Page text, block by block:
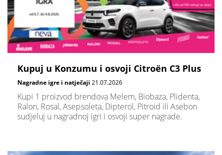
Kupuj u Konzumu i osvoji Citroën C3 Plus
Nagradne igre i natječaji 21.07.2026
Kupi 1 proizvod brendova Melem, Biobaza, Plidenta,
Ralon, Rosal, Asepsoleta, Dipterol, Pitroid ili Asebon
sudjeluj u nagradnoj igri i osvoji super nagrade.